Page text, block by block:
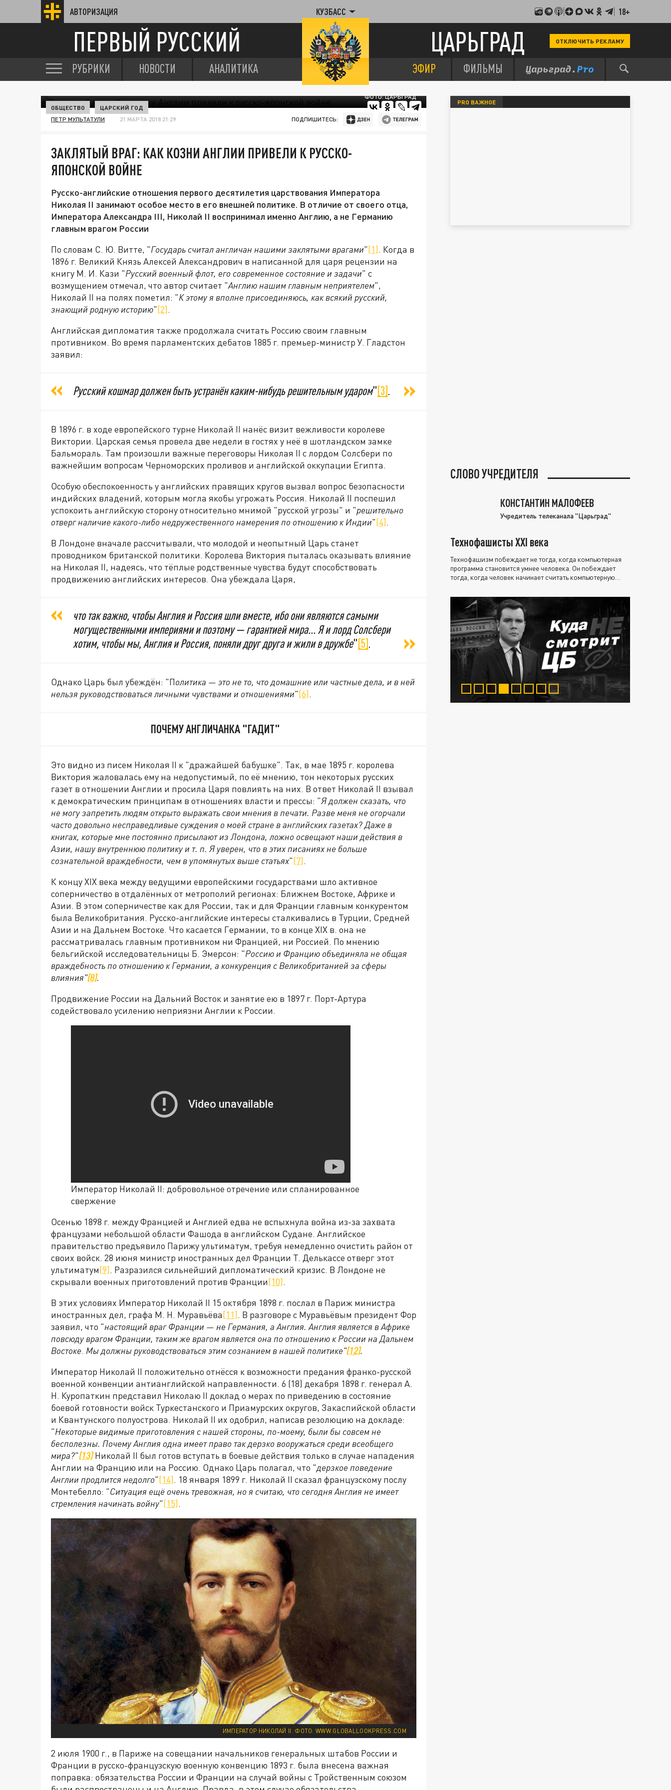
АВТОРИЗАЦИЯ КУЗБАСС 18+
ПЕРВЫЙ РУССКИЙ ЦАРЬГРАД ОТКЛЮЧИТЬ РЕКЛАМУ
РУБРИКИ НОВОСТИ АНАЛИТИКА ЭФИР ФИЛЬМЫ
ФОТО: ЦАРЬГРАД
ОБЩЕСТВО ЦАРСКИЙ ГОД
ПЕТР МУЛЬТАТУЛИ 21 МАРТА 2018 21:29 ПОДПИШИТЕСЬ:
ЗАКЛЯТЫЙ ВРАГ: КАК КОЗНИ АНГЛИИ ПРИВЕЛИ К РУССКО-
ЯПОНСКОЙ ВОЙНЕ
Русско-английские отношения первого десятилетия царствования Императора
Николая II занимают особое место в его внешней политике. В отличие от своего отца,
Императора Александра III, Николай II воспринимал именно Англию, а не Германию
главным врагом России
По словам С. Ю. Витте, "Государь считал англичан нашими заклятыми врагами"[1]. Когда в
1896 г. Великий Князь Алексей Александрович в написанной для царя рецензии на
книгу М. И. Кази "Русский военный флот, его современное состояние и задачи" с
возмущением отмечал, что автор считает "Англию нашим главным неприятелем",
Николай II на полях пометил: "К этому я вполне присоединяюсь, как всякий русский,
знающий родную историю"[2].
Английская дипломатия также продолжала считать Россию своим главным
противником. Во время парламентских дебатов 1885 г. премьер-министр У. Гладстон
заявил:
Русский кошмар должен быть устранён каким-нибудь решительным ударом"[3].
В 1896 г. в ходе европейского турне Николай II нанёс визит вежливости королеве
Виктории. Царская семья провела две недели в гостях у неё в шотландском замке
Бальмораль. Там произошли важные переговоры Николая II с лордом Солсбери по
важнейшим вопросам Черноморских проливов и английской оккупации Египта.
Особую обеспокоенность у английских правящих кругов вызвал вопрос безопасности
индийских владений, которым могла якобы угрожать Россия. Николай II поспешил
успокоить английскую сторону относительно мнимой "русской угрозы" и "решительно
отверг наличие какого-либо недружественного намерения по отношению к Индии"[4].
В Лондоне вначале рассчитывали, что молодой и неопытный Царь станет
проводником британской политики. Королева Виктория пыталась оказывать влияние
на Николая II, надеясь, что тёплые родственные чувства будут способствовать
продвижению английских интересов. Она убеждала Царя,
что так важно, чтобы Англия и Россия шли вместе, ибо они являются самыми
могущественными империями и поэтому — гарантией мира... Я и лорд Солсбери
хотим, чтобы мы, Англия и Россия, поняли друг друга и жили в дружбе"[5].
Однако Царь был убеждён: "Политика — это не то, что домашние или частные дела, и в ней
нельзя руководствоваться личными чувствами и отношениями"[6].
ПОЧЕМУ АНГЛИЧАНКА "ГАДИТ"
Это видно из писем Николая II к "дражайшей бабушке". Так, в мае 1895 г. королева
Виктория жаловалась ему на недопустимый, по её мнению, тон некоторых русских
газет в отношении Англии и просила Царя повлиять на них. В ответ Николай II взывал
к демократическим принципам в отношениях власти и прессы: "Я должен сказать, что
не могу запретить людям открыто выражать свои мнения в печати. Разве меня не огорчали
часто довольно несправедливые суждения о моей стране в английских газетах? Даже в
книгах, которые мне постоянно присылают из Лондона, ложно освещают наши действия в
Азии, нашу внутреннюю политику и т. п. Я уверен, что в этих писаниях не больше
сознательной враждебности, чем в упомянутых выше статьях"[7].
К концу XIX века между ведущими европейскими государствами шло активное
соперничество в отдалённых от метрополий регионах: Ближнем Востоке, Африке и
Азии. В этом соперничестве как для России, так и для Франции главным конкурентом
была Великобритания. Русско-английские интересы сталкивались в Турции, Средней
Азии и на Дальнем Востоке. Что касается Германии, то в конце XIX в. она не
рассматривалась главным противником ни Францией, ни Россией. По мнению
бельгийской исследовательницы Б. Эмерсон: "Россию и Францию объединяла не общая
враждебность по отношению к Германии, а конкуренция с Великобританией за сферы
влияния"[8].
Продвижение России на Дальний Восток и занятие ею в 1897 г. Порт-Артура
содействовало усилению неприязни Англии к России.
Император Николай II: добровольное отречение или спланированное
свержение
Осенью 1898 г. между Францией и Англией едва не вспыхнула война из-за захвата
французами небольшой области Фашода в английском Судане. Английское
правительство предъявило Парижу ультиматум, требуя немедленно очистить район от
своих войск. 28 июня министр иностранных дел Франции Т. Делькассе отверг этот
ультиматум[9]. Разразился сильнейший дипломатический кризис. В Лондоне не
скрывали военных приготовлений против Франции[10].
В этих условиях Император Николай II 15 октября 1898 г. послал в Париж министра
иностранных дел, графа М. Н. Муравьёва[11]. В разговоре с Муравьёвым президент Фор
заявил, что "настоящий враг Франции — не Германия, а Англия. Англия является в Африке
повсюду врагом Франции, таким же врагом является она по отношению к России на Дальнем
Востоке. Мы должны руководствоваться этим сознанием в нашей политике"[12].
Император Николай II положительно отнёсся к возможности предания франко-русской
военной конвенции антианглийской направленности. 6 (18) декабря 1898 г. генерал А.
Н. Куропаткин представил Николаю II доклад о мерах по приведению в состояние
боевой готовности войск Туркестанского и Приамурских округов, Закаспийской области
и Квантунского полуострова. Николай II их одобрил, написав резолюцию на докладе:
"Некоторые видимые приготовления с нашей стороны, по-моему, были бы совсем не
бесполезны. Почему Англия одна имеет право так дерзко вооружаться среди всеобщего
мира?"[13]Николай II был готов вступать в боевые действия только в случае нападения
Англии на Францию или на Россию. Однако Царь полагал, что "дерзкое поведение
Англии продлится недолго"[14]. 18 января 1899 г. Николай II сказал французскому послу
Монтебелло: "Ситуация ещё очень тревожная, но я считаю, что сегодня Англия не имеет
стремления начинать войну"[15].
ИМПЕРАТОР НИКОЛАЙ II. ФОТО: WWW.GLOBALLOOKPRESS.COM
2 июля 1900 г., в Париже на совещании начальников генеральных штабов России и
Франции в русско-французскую военную конвенцию 1893 г. была внесена важная
поправка: обязательства России и Франции на случай войны с Тройственным союзом
PRO ВАЖНОЕ
СЛОВО УЧРЕДИТЕЛЯ
КОНСТАНТИН МАЛОФЕЕВ
Учредитель телеканала "Царьград"
Технофашисты XXI века
Технофашизм побеждает не тогда, когда компьютерная
программа становится умнее человека. Он побеждает
тогда, когда человек начинает считать компьютерную